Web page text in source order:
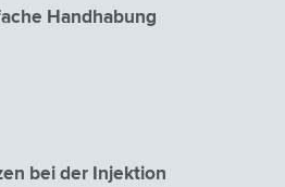
Handhabung
bei der Injektion